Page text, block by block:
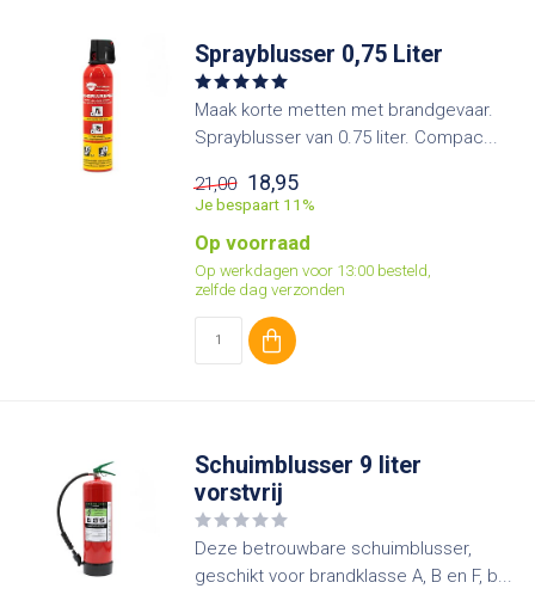
Sprayblusser 0,75 Liter
Maak korte metten met brandgevaar.
Sprayblusser van 0.75 liter. Compac...
21,00 18,95
Je bespaart 11%
Op voorraad
Op werkdagen voor 13:00 besteld,
zelfde dag verzonden
Schuimblusser 9 liter
vorstvrij
Deze betrouwbare schuimblusser,
geschikt voor brandklasse A, B en F, b...